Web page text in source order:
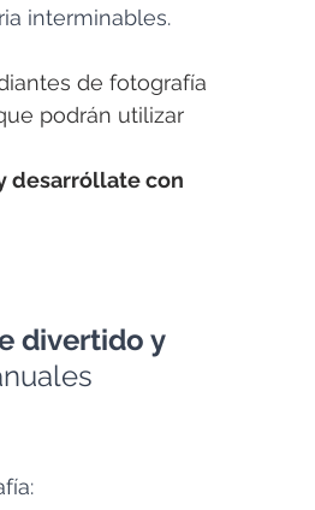
interminables.
de fotografía
podrán utilizar
desarróllate con
divertido y